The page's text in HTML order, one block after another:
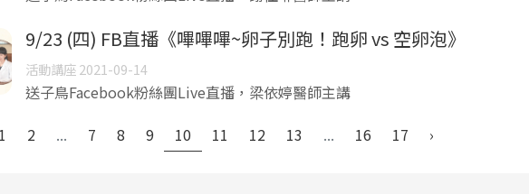
9/23 (四) FB直播《嗶嗶嗶~卵子別跑！跑卵 vs 空卵泡》
活動講座 2021-09-14
送子鳥Facebook粉絲團Live直播，梁依婷醫師主講
2 ... 7 8 9 10 11 12 13 ... 16 17 ›